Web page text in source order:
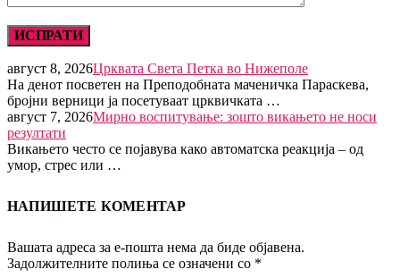
август 8, 2026Црквата Света Петка во Нижеполе
На денот посветен на Преподобната маченичка Параскева,
бројни верници ја посетуваат црквичката …
август 7, 2026Мирно воспитување: зошто викањето не носи
резултати
Викањето често се појавува како автоматска реакција – од
умор, стрес или …
НАПИШЕТЕ КОМЕНТАР
Вашата адреса за е-пошта нема да биде објавена.
Задолжителните полиња се означени со *